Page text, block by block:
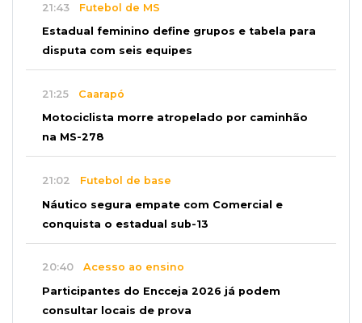
21:43 Futebol de MS
Estadual feminino define grupos e tabela para
disputa com seis equipes
21:25 Caarapó
Motociclista morre atropelado por caminhão
na MS-278
21:02 Futebol de base
Náutico segura empate com Comercial e
conquista o estadual sub-13
20:40 Acesso ao ensino
Participantes do Encceja 2026 já podem
consultar locais de prova